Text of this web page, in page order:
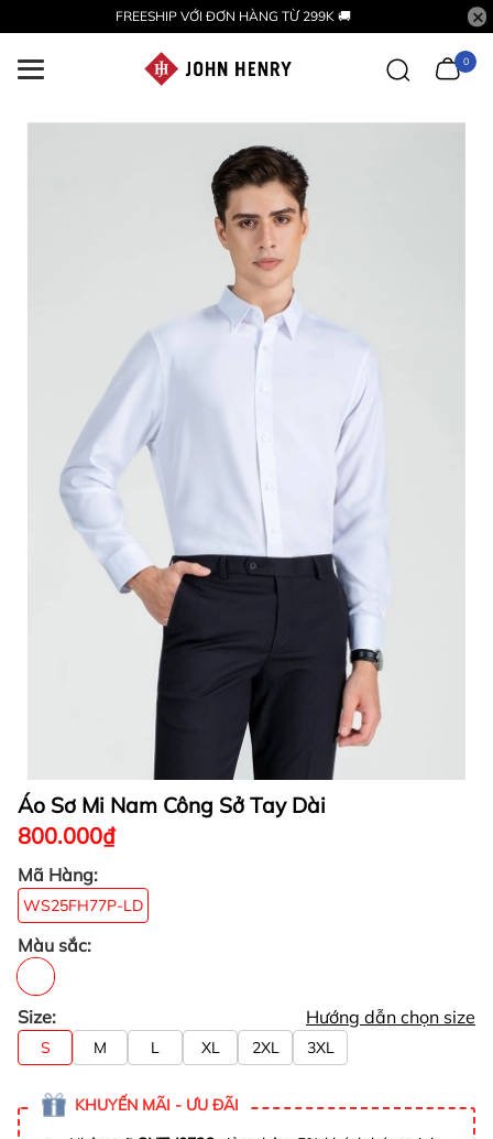
FREESHIP VỚI ĐƠN HÀNG TỪ 299K 🚚
0
Áo Sơ Mi Nam Công Sở Tay Dài
800.000₫
Mã Hàng:
WS25FH77P-LD
Màu sắc:
Size: Hướng dẫn chọn size
S M L XL 2XL 3XL
KHUYẾN MÃI - ƯU ĐÃI